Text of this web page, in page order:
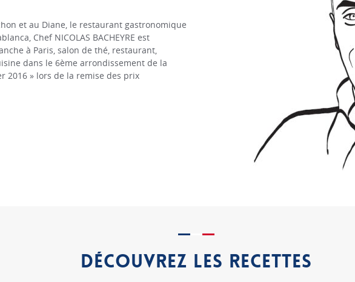
et au Diane, le restaurant gastronomique
Chef NICOLAS BACHEYRE est
à Paris, salon de thé, restaurant,
dans le 6ème arrondissement de la
2016 » lors de la remise des prix
DÉCOUVREZ LES RECETTES